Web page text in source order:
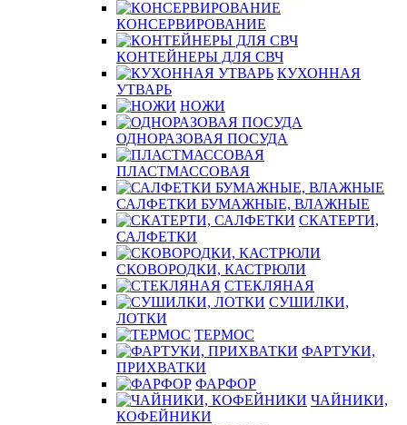
КОНСЕРВИРОВАНИЕ
КОНТЕЙНЕРЫ ДЛЯ СВЧ
КУХОННАЯ
УТВАРЬ
НОЖИ
ОДНОРАЗОВАЯ ПОСУДА
ПЛАСТМАССОВАЯ
САЛФЕТКИ БУМАЖНЫЕ, ВЛАЖНЫЕ
СКАТЕРТИ,
САЛФЕТКИ
СКОВОРОДКИ, КАСТРЮЛИ
СТЕКЛЯНАЯ
СУШИЛКИ,
ЛОТКИ
ТЕРМОС
ФАРТУКИ,
ПРИХВАТКИ
ФАРФОР
ЧАЙНИКИ,
КОФЕЙНИКИ